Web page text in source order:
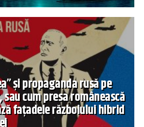
și propaganda rusă pe
cum presa românească
fațadele războiului hibrid